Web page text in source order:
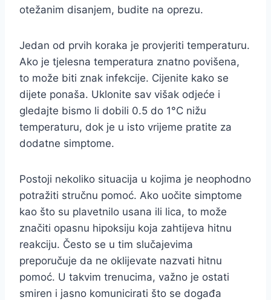
otežanim disanjem, budite na oprezu.
Jedan od prvih koraka je provjeriti temperaturu.
Ako je tjelesna temperatura znatno povišena,
to može biti znak infekcije. Cijenite kako se
dijete ponaša. Uklonite sav višak odjeće i
gledajte bismo li dobili 0.5 do 1°C nižu
temperaturu, dok je u isto vrijeme pratite za
dodatne simptome.
Postoji nekoliko situacija u kojima je neophodno
potražiti stručnu pomoć. Ako uočite simptome
kao što su plavetnilo usana ili lica, to može
značiti opasnu hipoksiju koja zahtijeva hitnu
reakciju. Često se u tim slučajevima
preporučuje da ne oklijevate nazvati hitnu
pomoć. U takvim trenucima, važno je ostati
smiren i jasno komunicirati što se događa